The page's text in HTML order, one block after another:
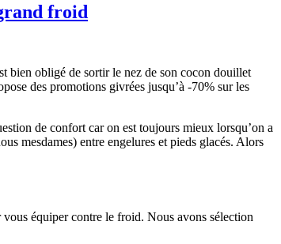
froid
bien obligé de sortir le nez de son cocon douillet
des promotions givrées jusqu’à -70% sur les
de confort car on est toujours mieux lorsqu’on a
mesdames) entre engelures et pieds glacés. Alors
vous équiper contre le froid. Nous avons sélection